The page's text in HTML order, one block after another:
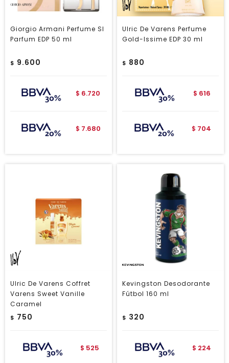
Giorgio Armani Perfume SI
Parfum EDP 50 ml
$ 9.600
$ 6.720
$ 7.680
Ulric De Varens Perfume
Gold-Issime EDP 30 ml
$ 880
$ 616
$ 704
Ulric De Varens Coffret
Varens Sweet Vanille
Caramel
$ 750
$ 525
Kevingston Desodorante
Fútbol 160 ml
$ 320
$ 224